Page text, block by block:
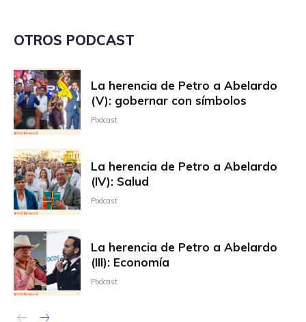
OTROS PODCAST
La herencia de Petro a Abelardo
(V): gobernar con símbolos
Podcast
La herencia de Petro a Abelardo
(IV): Salud
Podcast
La herencia de Petro a Abelardo
(III): Economía
Podcast